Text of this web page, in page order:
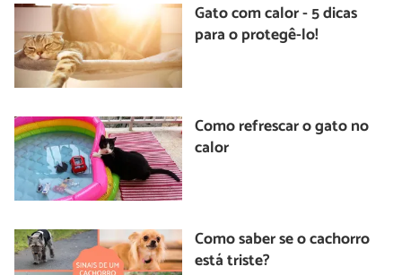
Gato com calor - 5 dicas
para o protegê-lo!
Como refrescar o gato no
calor
Como saber se o cachorro
está triste?